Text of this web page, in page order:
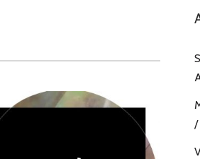
/